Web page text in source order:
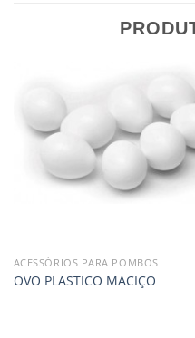
ACESSÓRIOS PARA POMBOS
OVO PLASTICO MACIÇO